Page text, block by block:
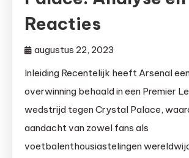
Reacties
augustus 22, 2023
Inleiding Recentelijk heeft Arsenal
overwinning behaald in een Premier
wedstrijd tegen Crystal Palace,
aandacht van zowel fans als
voetbalenthousiastelingen